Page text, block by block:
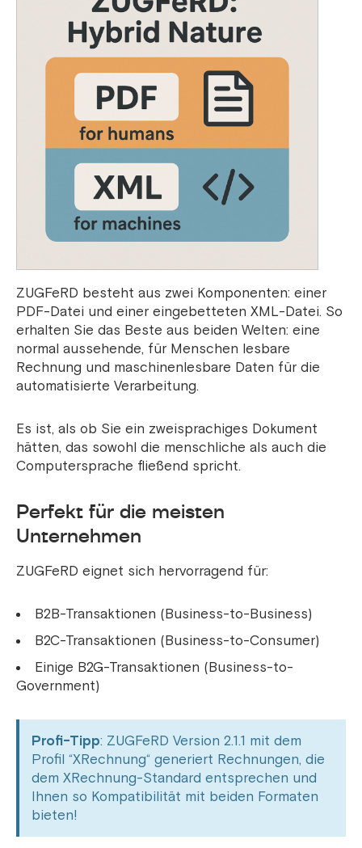
ZUGFeRD besteht aus zwei Komponenten: einer
PDF-Datei und einer eingebetteten XML-Datei. So
erhalten Sie das Beste aus beiden Welten: eine
normal aussehende, für Menschen lesbare
Rechnung und maschinenlesbare Daten für die
automatisierte Verarbeitung.
Es ist, als ob Sie ein zweisprachiges Dokument
hätten, das sowohl die menschliche als auch die
Computersprache fließend spricht.
Perfekt für die meisten
Unternehmen
ZUGFeRD eignet sich hervorragend für:
B2B-Transaktionen (Business-to-Business)
B2C-Transaktionen (Business-to-Consumer)
Einige B2G-Transaktionen (Business-to-
Government)
Profi-Tipp: ZUGFeRD Version 2.1.1 mit dem
Profil “XRechnung“ generiert Rechnungen, die
dem XRechnung-Standard entsprechen und
Ihnen so Kompatibilität mit beiden Formaten
bieten!